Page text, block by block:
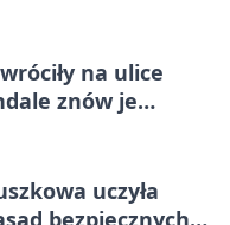
na ulice
znów je
uczyła
bezpiecznych